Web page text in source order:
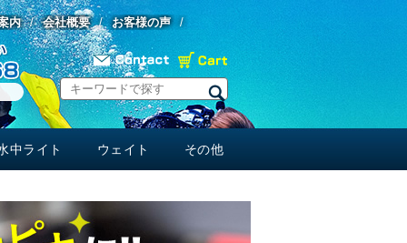
内 会社概要 お客様の声
中ライト ウェイト その他